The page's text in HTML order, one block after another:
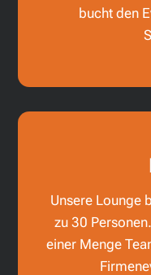
bucht den
Unsere Lounge
zu 30
einer Menge